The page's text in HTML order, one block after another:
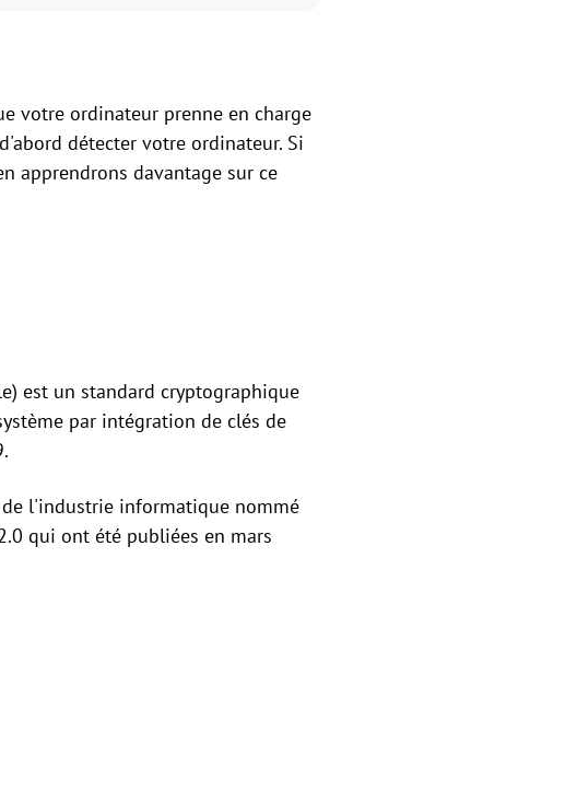
votre ordinateur prenne en charge
détecter votre ordinateur. Si
apprendrons davantage sur ce
est un standard cryptographique
par intégration de clés de
l'industrie informatique nommé
qui ont été publiées en mars